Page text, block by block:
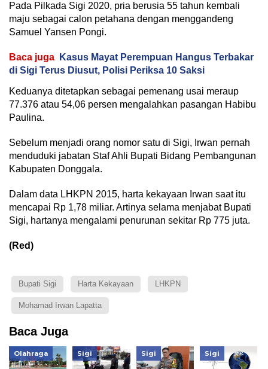
Pada Pilkada Sigi 2020, pria berusia 55 tahun kembali
maju sebagai calon petahana dengan menggandeng
Samuel Yansen Pongi.
Baca juga
Kasus Mayat Perempuan Hangus Terbakar
di Sigi Terus Diusut, Polisi Periksa 10 Saksi
Keduanya ditetapkan sebagai pemenang usai meraup
77.376 atau 54,06 persen mengalahkan pasangan Habibu
Paulina.
Sebelum menjadi orang nomor satu di Sigi, Irwan pernah
menduduki jabatan Staf Ahli Bupati Bidang Pembangunan
Kabupaten Donggala.
Dalam data LHKPN 2015, harta kekayaan Irwan saat itu
mencapai Rp 1,78 miliar. Artinya selama menjabat Bupati
Sigi, hartanya mengalami penurunan sekitar Rp 775 juta.
(Red)
Bupati Sigi Harta Kekayaan LHKPN
Mohamad Irwan Lapatta
Baca Juga
Olahraga Sigi Sigi Sigi